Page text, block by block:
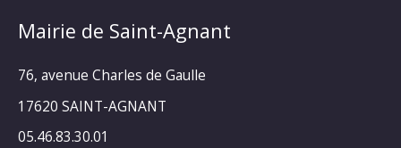
Mairie de Saint-Agnant
76, avenue Charles de Gaulle
17620 SAINT-AGNANT
05.46.83.30.01